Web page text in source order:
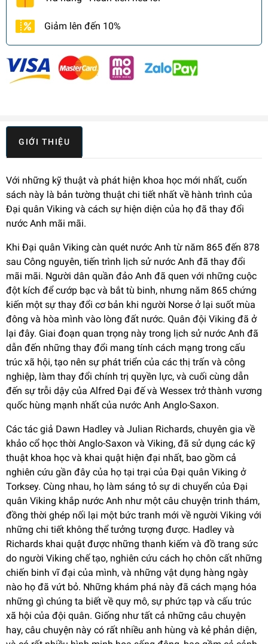
Giảm lên đến 10%
GIỚI THIỆU
Với những kỹ thuật và phát hiện khoa học mới nhất, cuốn
sách này là bản tường thuật chi tiết nhất về hành trình của
Đại quân Viking và cách sự hiện diện của họ đã thay đổi
nước Anh mãi mãi.
Khi Đại quân Viking càn quét nước Anh từ năm 865 đến 878
sau Công nguyên, tiến trình lịch sử nước Anh đã thay đổi
mãi mãi. Người dân quần đảo Anh đã quen với những cuộc
đột kích để cướp bạc và bắt tù binh, nhưng năm 865 chứng
kiến ​​một sự thay đổi cơ bản khi người Norse ở lại suốt mùa
đông và hòa mình vào lòng đất nước. Quân đội Viking đã ở
lại đây. Giai đoạn quan trọng này trong lịch sử nước Anh đã
dẫn đến những thay đổi mang tính cách mạng trong cấu
trúc xã hội, tạo nên sự phát triển của các thị trấn và công
nghiệp, làm thay đổi chính trị quyền lực, và cuối cùng dẫn
đến sự trỗi dậy của Alfred Đại đế và Wessex trở thành vương
quốc hùng mạnh nhất của nước Anh Anglo-Saxon.
Các tác giả Dawn Hadley và Julian Richards, chuyên gia về
khảo cổ học thời Anglo-Saxon và Viking, đã sử dụng các kỹ
thuật khoa học và khai quật hiện đại nhất, bao gồm cả
nghiên cứu gần đây của họ tại trại của Đại quân Viking ở
Torksey. Cùng nhau, họ làm sáng tỏ sự di chuyển của Đại
quân Viking khắp nước Anh như một câu chuyện trinh thám,
đồng thời ghép nối lại một bức tranh mới về người Viking với
những chi tiết không thể tưởng tượng được. Hadley và
Richards khai quật được những thanh kiếm và đồ trang sức
do người Viking chế tạo, nghiên cứu cách họ chôn cất những
chiến binh vĩ đại của mình, và những vật dụng hàng ngày
nào họ đã vứt bỏ. Những khám phá này đã cách mạng hóa
những gì chúng ta biết về quy mô, sự phức tạp và cấu trúc
xã hội của đội quân. Giống như tất cả những câu chuyện
hay, câu chuyện này có rất nhiều anh hùng và kẻ phản diện,